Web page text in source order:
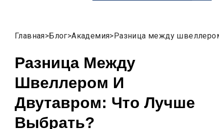
Главная Блог Академия Разница между
Разница Между
Швеллером И
Двутавром: Что Лучше
Выбрать?